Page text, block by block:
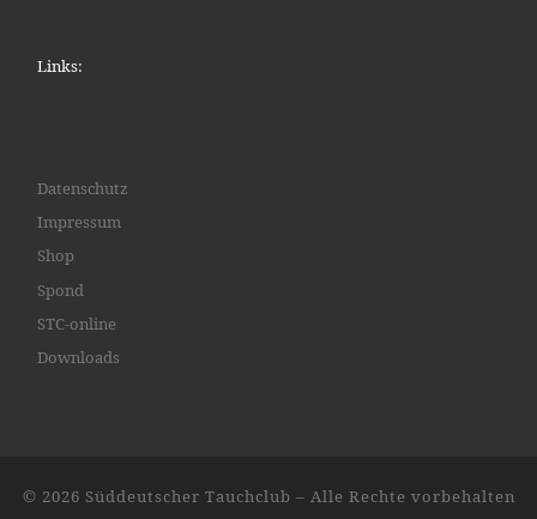
Links:
Datenschutz
Impressum
Shop
Spond
STC-online
Downloads
© 2026 Süddeutscher Tauchclub – Alle Rechte vorbehalten